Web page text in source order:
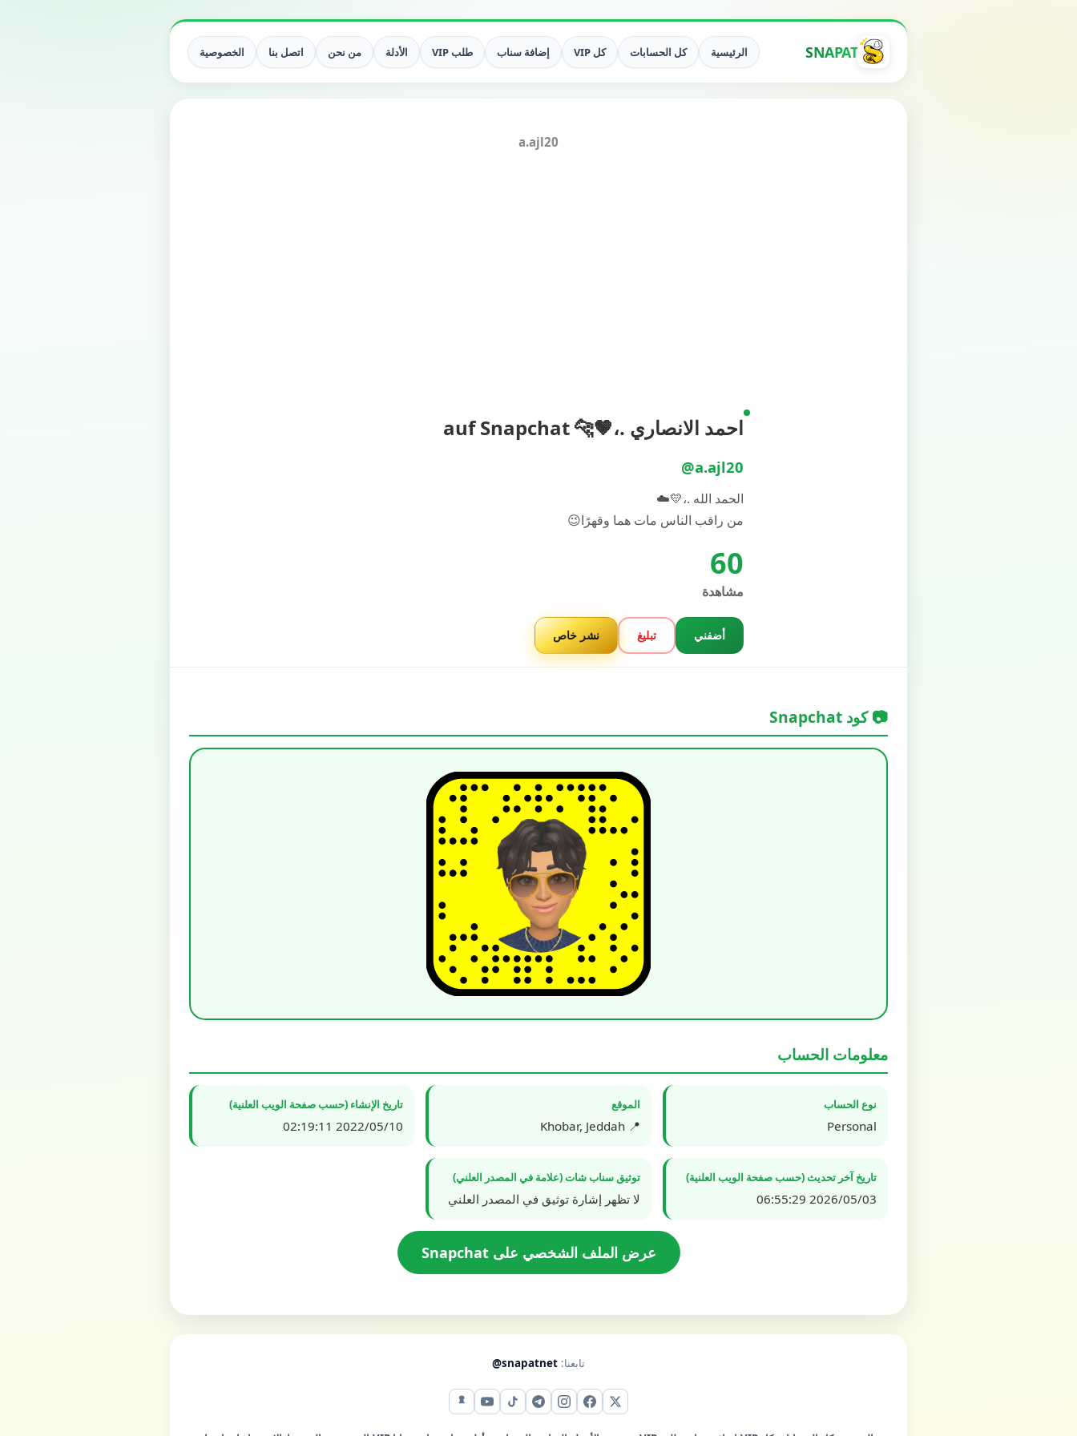
SNAPAT الرئيسية كل الحسابات كل VIP إضافة سناب طلب VIP الأدلة من نحن اتصل بنا الخصوصية
a.ajl20
احمد الانصاري .،🤎🐆 auf Snapchat
@a.ajl20
الحمد الله .،💛☁️
من راقب الناس مات هما وقهرًا😉
60
مشاهدة
أضفني تبليغ نشر خاص
📷 كود Snapchat
معلومات الحساب
نوع الحساب
Personal
الموقع
📍 Khobar, Jeddah
تاريخ الإنشاء (حسب صفحة الويب العلنية)
2022/05/10 02:19:11
تاريخ آخر تحديث (حسب صفحة الويب العلنية)
2026/05/03 06:55:29
توثيق سناب شات (علامة في المصدر العلني)
لا تظهر إشارة توثيق في المصدر العلني
عرض الملف الشخصي على Snapchat
تابعنا: @snapatnet
X (تويتر) فيس بوكإنستقرامتيليجرامتيك توكيوتيوبسناب شات